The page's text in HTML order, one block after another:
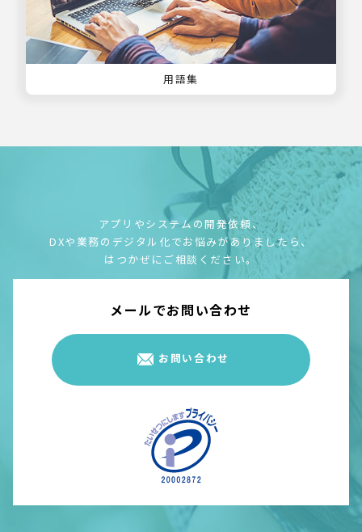
用語集
アプリやシステムの開発依頼、
DXや業務のデジタル化でお悩みがありましたら、
はつかぜにご相談ください。
メールでお問い合わせ
お問い合わせ